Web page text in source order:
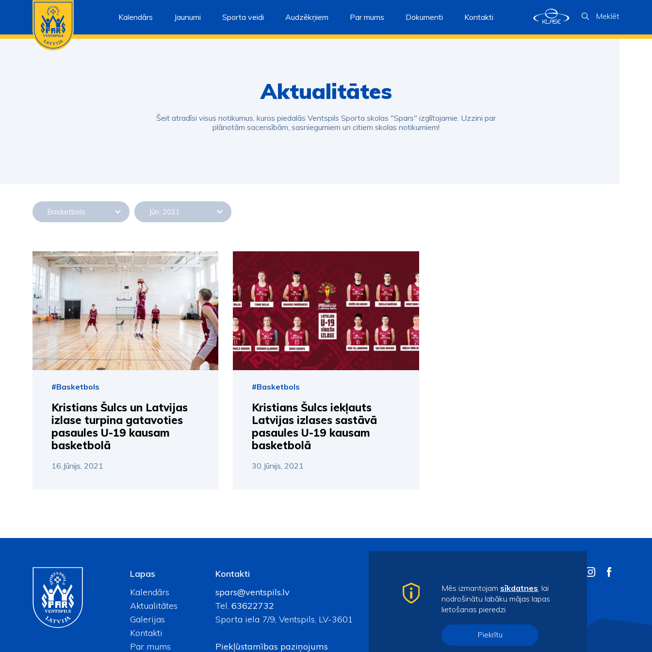
Kalendārs Jaunumi Sporta veidi Audzēkņiem Par mums Dokumenti Kontakti Meklēt
Aktualitātes
Šeit atradīsi visus notikumus, kuros piedalās Ventspils Sporta skolas "Spars" izglītojamie. Uzzini par
plānotām sacensībām, sasniegumiem un citiem skolas notikumiem!
Basketbols Jūn, 2021
#Basketbols
Kristians Šulcs un Latvijas
izlase turpina gatavoties
pasaules U-19 kausam
basketbolā
16.Jūnijs, 2021
#Basketbols
Kristians Šulcs iekļauts
Latvijas izlases sastāvā
pasaules U-19 kausam
basketbolā
30.Jūnijs, 2021
Lapas
Kalendārs
Aktualitātes
Galerijas
Kontakti
Par mums
Kontakti
spars@ventspils.lv
Tel. 63622732
Sporta iela 7/9, Ventspils, LV-3601
Piekļūstamības paziņojums
Mēs izmantojam sīkdatnes, lai
nodrošinātu labāku mājas lapas
lietošanas pieredzi.
Piekrītu